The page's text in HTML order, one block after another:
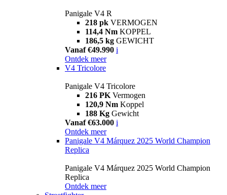
Panigale V4 R
218 pk VERMOGEN
114,4 Nm KOPPEL
186,5 kg GEWICHT
Vanaf €49.990 i
Ontdek meer
V4 Tricolore
Panigale V4 Tricolore
216 PK Vermogen
120,9 Nm Koppel
188 Kg Gewicht
Vanaf €63.000 i
Ontdek meer
Panigale V4 Márquez 2025 World Champion
Replica
Panigale V4 Márquez 2025 World Champion
Replica
Ontdek meer